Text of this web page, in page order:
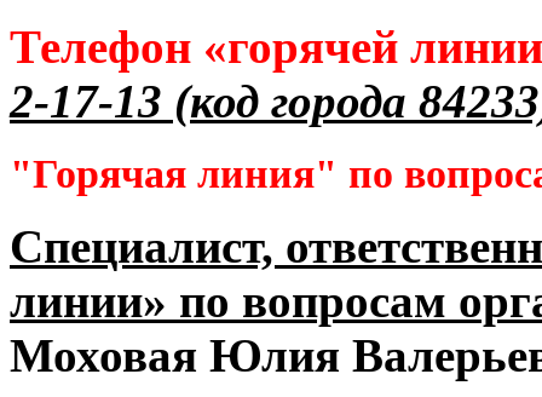
Телефон «горячей
2-17-13 (код города
"Горячая линия" по
Специалист,
линии» по вопросам
Моховая Юлия